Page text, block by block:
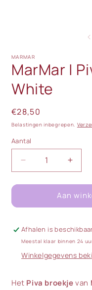
MARMAR
MarMar |
White
Normale
prijs
€28,50
Belastingen inbegrepen.
Aantal
Aantal
Aantal
verlagen
voor
|
Broek
White
Aantal
voor
|
Broek
White
Aan
Afhalen is
Meestal klaar binnen 24
Winkelgegevens
Het Piva broekjevan